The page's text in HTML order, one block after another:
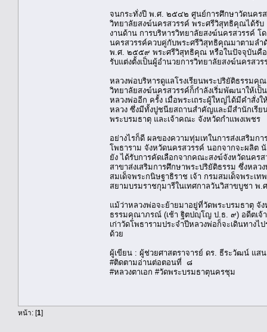
จนกระทั่งปี พ.ศ. ๒๕๔๒ ศูนย์การศึกษาวัดนคร
วิทยาลัยสงฆ์นครสวรรค์ พระศรีวิสุทธิคุณได้รับ
งานด้าน การบริหารวิทยาลัยสงฆ์นครสวรรค์
นครสวรรค์ควบคู่กับพระศรีวิสุทธิคุณมาตามลำ
พ.ศ. ๒๕๕๙ พระศรีวิสุทธิคุณ หรือในปัจจุบันคือ
รับแต่งตั้งเป็นผู้อำนวยการวิทยาลัยสงฆ์นครสว
หลวงพ่อบริหารดูแลโรงเรียนพระปริยัติธรรมคุ
วิทยาลัยสงฆ์นครสวรรค์ก็กำลังเริ่มพัฒนาให้เป็
หลวงพ่ออีก ครั้ง เมื่อพระเถระผู้ใหญ่ได้มีคำสั่ง
หลวง ซึ่งมีทั้งปูชนียสถานสำคัญและมีสำนักเรี
พระบรมธาตุ และเจ้าคณะ จังหวัดกำแพงเพชร
อย่างไรก็ดี ผลของความทุ่มเทในการส่งเสริม
โพธาราม จังหวัดนครสวรรค์ นอกจากจะผลิ
ยัง ได้รับการคัดเลือกจากคณะสงฆ์จังหวัดนคร
สาขาส่งเสริมการศึกษาพระปริยัติธรรม ซึ่งหลว
สมเด็จพระกนิษฐาธิราช เจ้า กรมสมเด็จพระเ
สยามบรมราชกุมารีในเทศกาลวันวิสาขบูชา พ
แม้ว่าหลวงพ่อจะย้ายมาอยู่ที่วัดพระบรมธาตุ
ธรรมคุณาภรณ์ (เช้า ฐิตปญฺโญ ป.ธ. ๙) อดีตเจ้
เก่าวัดโพธารามประจำปีหลวงพ่อก็จะเดินทาง
ด้วย
ผู้เขียน : ผู้ช่วยศาสตราจารย์ ดร. ธีระวัฒน์ แส
#ติดตามอ่านต่อตอนที่ ๘
#หลวงตาเอก #วัดพระบรมธาตุนครชุม
หน้า: [1]